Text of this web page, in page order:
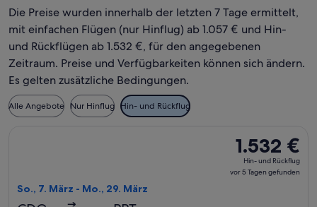
Die Preise wurden innerhalb der letzten 7 Tage ermittelt,
mit einfachen Flügen (nur Hinflug) ab 1.057 € und Hin-
und Rückflügen ab 1.532 €, für den angegebenen
Zeitraum. Preise und Verfügbarkeiten können sich ändern.
Es gelten zusätzliche Bedingungen.
Alle Angebote Nur Hinflug Hin- und Rückflug
1.532 €
Hin-
und
1.532 €
Hin- und Rückflug
vor 5 Tagen gefunden
So., 7. März - Mo., 29. März